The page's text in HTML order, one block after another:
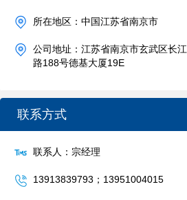
所在地区：中国江苏省南京市
公司地址：江苏省南京市玄武区长江
路188号德基大厦19E
联系方式
联系人：宗经理
13913839793；13951004015